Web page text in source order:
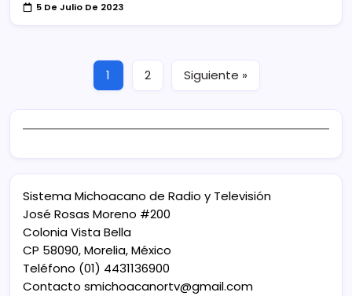
5 De Julio De 2023
1 2 Siguiente »
Sistema Michoacano de Radio y Televisión
José Rosas Moreno #200
Colonia Vista Bella
CP 58090, Morelia, México
Teléfono (01) 4431136900
Contacto smichoacanortv@gmail.com